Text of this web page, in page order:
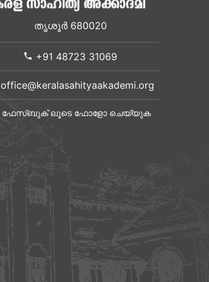
തൃശൂർ 680020
+91 48723 31069
office@keralasahityaakademi.org
ഫേസ്ബുക് ലൂടെ ഫോളോ ചെയ്യുക